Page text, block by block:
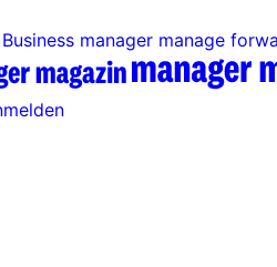
manager manage